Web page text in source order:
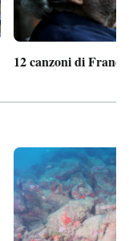
12 canzoni di